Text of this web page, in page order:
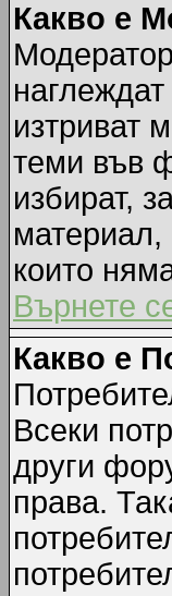
Какво е
изтриват
теми във
избират,
материал,
които
Върнете
Какво е
Всеки
други
права.